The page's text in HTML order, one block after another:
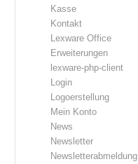
Kasse
Kontakt
Lexware Office
Erweiterungen
lexware-php-client
Login
Logoerstellung
Mein Konto
News
Newsletter
Newsletterabmeldung